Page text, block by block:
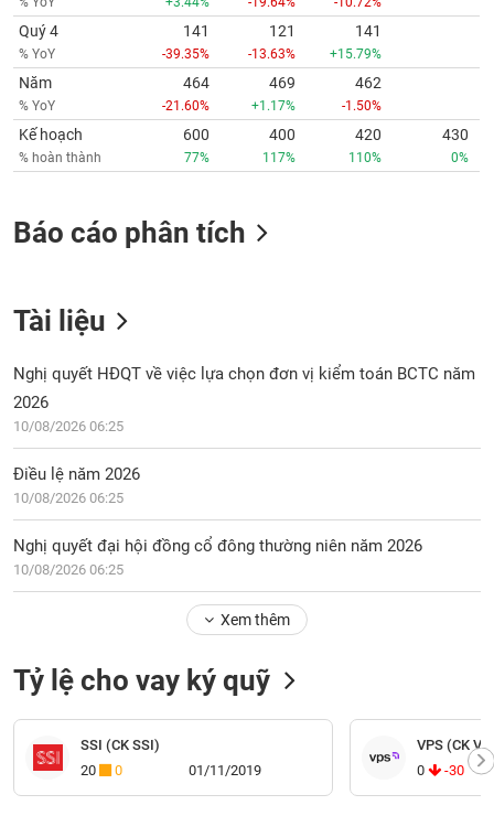
Quý 4
% YoY
141
-39.35%
121
-13.63%
141
+15.79%
Năm
% YoY
464
-21.60%
469
+1.17%
462
-1.50%
Kế hoạch
% hoàn thành
600
77%
400
117%
420
110%
430
0%
Báo cáo phân tích
Tài liệu
Nghị quyết HĐQT về việc lựa chọn đơn vị kiểm toán BCTC năm
2026
10/08/2026 06:25
Điều lệ năm 2026
10/08/2026 06:25
Nghị quyết đại hội đồng cổ đông thường niên năm 2026
10/08/2026 06:25
Xem thêm
Tỷ lệ cho vay ký quỹ
SSI (CK SSI)
20
0 01/11/2019
VPS (CK
0
-30